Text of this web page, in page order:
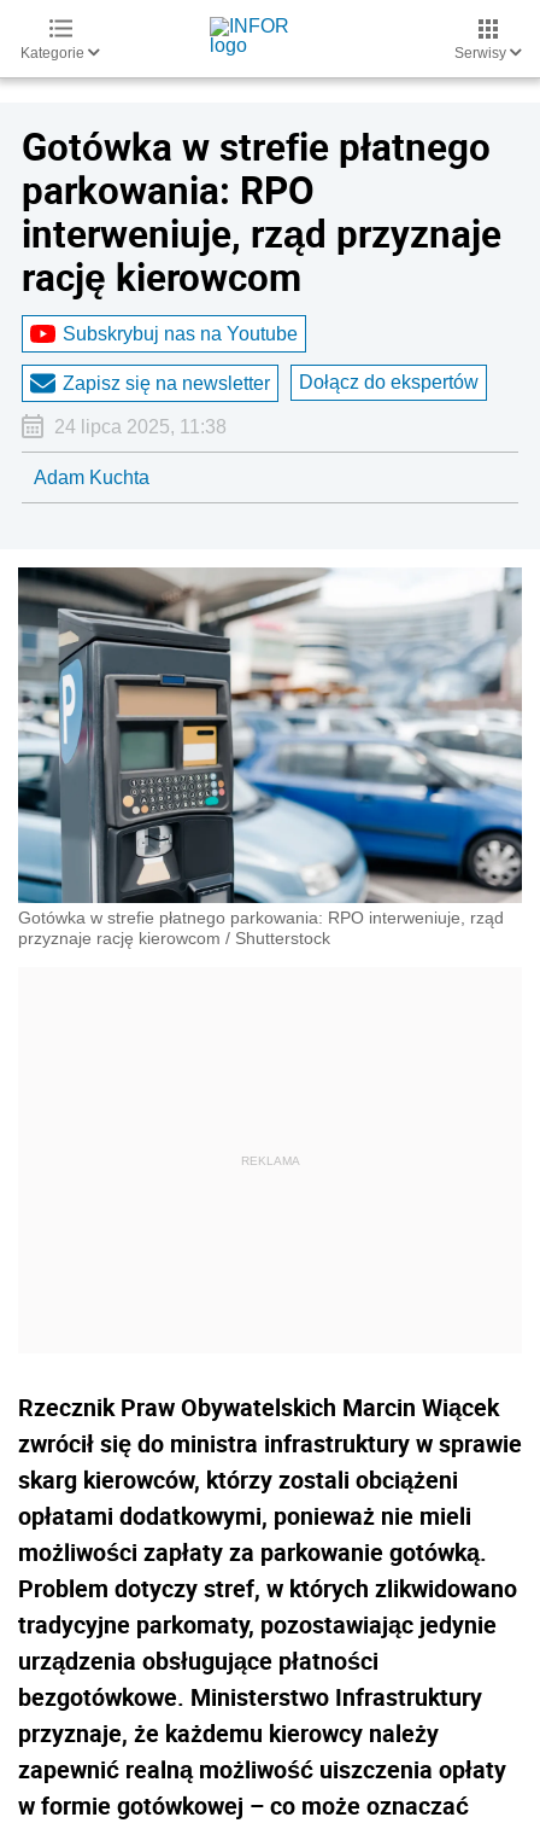
Kategorie Serwisy
Gotówka w strefie płatnego
parkowania: RPO
interweniuje, rząd przyznaje
rację kierowcom
Subskrybuj nas na Youtube
Zapisz się na newsletter Dołącz do ekspertów
24 lipca 2025, 11:38
Adam Kuchta
Gotówka w strefie płatnego parkowania: RPO interweniuje, rząd
przyznaje rację kierowcom / Shutterstock
Rzecznik Praw Obywatelskich Marcin Wiącek
zwrócił się do ministra infrastruktury w sprawie
skarg kierowców, którzy zostali obciążeni
opłatami dodatkowymi, ponieważ nie mieli
możliwości zapłaty za parkowanie gotówką.
Problem dotyczy stref, w których zlikwidowano
tradycyjne parkomaty, pozostawiając jedynie
urządzenia obsługujące płatności
bezgotówkowe. Ministerstwo Infrastruktury
przyznaje, że każdemu kierowcy należy
zapewnić realną możliwość uiszczenia opłaty
w formie gotówkowej – co może oznaczać